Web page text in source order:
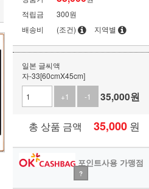
적립금
300원
배송비
(조건) 지역별
일본 글씨액
자-33[60cmX45cm]
+1
-1 35,000원
총 상품 금액 35,000 원
포인트사용 가맹점
?